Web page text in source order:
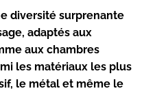
diversité surprenante
adaptés aux
aux chambres
les matériaux les plus
le métal et même le